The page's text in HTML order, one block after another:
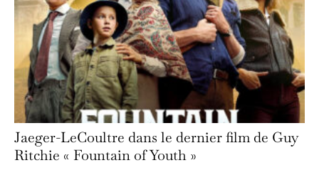
Jaeger-LeCoultre dans le dernier film de Guy
Ritchie « Fountain of Youth »